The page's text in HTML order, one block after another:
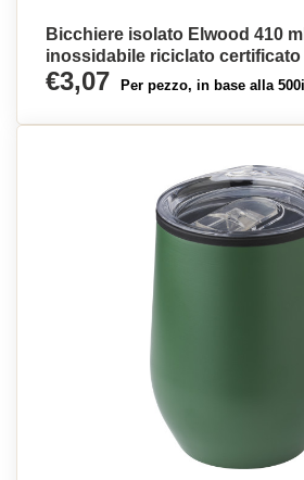
Bicchiere isolato Elwood 410
inossidabile riciclato certificato
€3,07 Per pezzo, in base alla